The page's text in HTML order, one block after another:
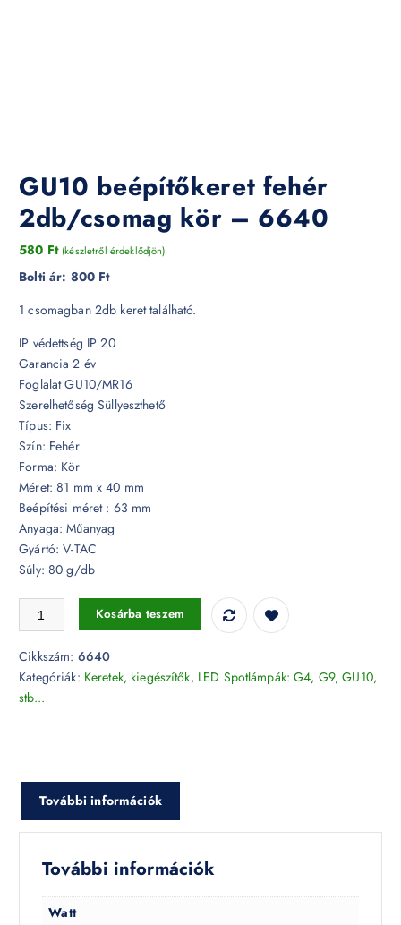
GU10 beépítőkeret fehér
2db/csomag kör – 6640
580 Ft (készletről érdeklődjön)
Bolti ár: 800 Ft
1 csomagban 2db keret található.
IP védettség IP 20
Garancia 2 év
Foglalat GU10/MR16
Szerelhetőség Süllyeszthető
Típus: Fix
Szín: Fehér
Forma: Kör
Méret: 81 mm x 40 mm
Beépítési méret : 63 mm
Anyaga: Műanyag
Gyártó: V-TAC
Súly: 80 g/db
GU10 beépítőkeret fehér 2db/csomag kör - 6640 mennyiség
Kosárba teszem
Cikkszám: 6640
Kategóriák: Keretek, kiegészítők, LED Spotlámpák: G4, G9, GU10,
stb...
További információk
További információk
Watt